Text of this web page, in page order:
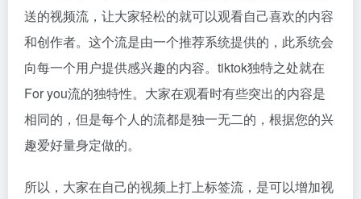
送的视频流，让大家轻松的就可以观看自己喜欢的内容
和创作者。这个流是由一个推荐系统提供的，此系统会
向每一个用户提供感兴趣的内容。tiktok独特之处就在
For you流的独特性。大家在观看时有些突出的内容是
相同的，但是每个人的流都是独一无二的，根据您的兴
趣爱好量身定做的。
所以，大家在自己的视频上打上标签流，是可以增加视